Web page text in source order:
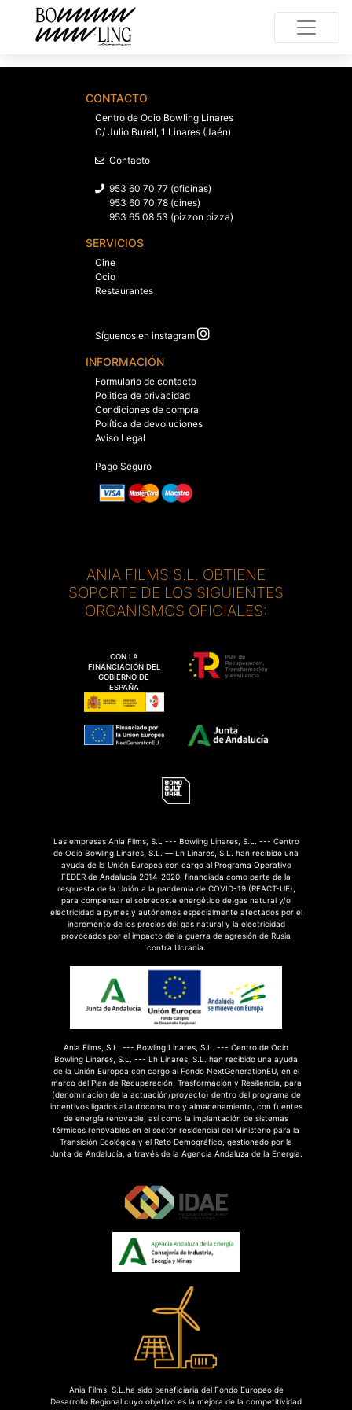
CONTACTO
Centro de Ocio Bowling Linares
C/ Julio Burell, 1 Linares (Jaén)
Contacto
953 60 70 77 (oficinas)
953 60 70 78 (cines)
953 65 08 53 (pizzon pizza)
SERVICIOS
Cine
Ocio
Restaurantes
Síguenos en instagram
INFORMACIÓN
Formulario de contacto
Politica de privacidad
Condiciones de compra
Política de devoluciones
Aviso Legal
Pago Seguro
ANIA FILMS S.L. OBTIENE
SOPORTE DE LOS SIGUIENTES
ORGANISMOS OFICIALES:
CON LA
FINANCIACIÓN DEL
GOBIERNO DE
ESPAÑA
Las empresas Ania Films, S.L --- Bowling Linares, S.L. --- Centro
de Ocio Bowling Linares, S.L. — Lh Linares, S.L. han recibido una
ayuda de la Unión Europea con cargo al Programa Operativo
FEDER de Andalucía 2014-2020, financiada como parte de la
respuesta de la Unión a la pandemia de COVID-19 (REACT-UE),
para compensar el sobrecoste energético de gas natural y/o
electricidad a pymes y autónomos especialmente afectados por el
incremento de los precios del gas natural y la electricidad
provocados por el impacto de la guerra de agresión de Rusia
contra Ucrania.
Ania Films, S.L. --- Bowling Linares, S.L. --- Centro de Ocio
Bowling Linares, S.L. --- Lh Linares, S.L. han recibido una ayuda
de la Unión Europea con cargo al Fondo NextGenerationEU, en el
marco del Plan de Recuperación, Trasformación y Resiliencia, para
(denominación de la actuación/proyecto) dentro del programa de
incentivos ligados al autoconsumo y almacenamiento, con fuentes
de energía renovable, así como la implantación de sistemas
térmicos renovables en el sector residencial del Ministerio para la
Transición Ecológica y el Reto Demográfico, gestionado por la
Junta de Andalucía, a través de la Agencia Andaluza de la Energía.
Ania Films, S.L.ha sido beneficiaria del Fondo Europeo de
Desarrollo Regional cuyo objetivo es la mejora de la competitividad